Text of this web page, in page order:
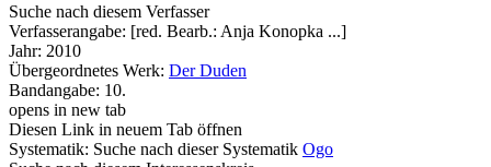
Suche nach diesem Verfasser
Verfasserangabe: [red. Bearb.: Anja Konopka ...]
Jahr: 2010
Übergeordnetes Werk: Der Duden
Bandangabe: 10.
opens in new tab
Diesen Link in neuem Tab öffnen
Systematik: Suche nach dieser Systematik Ogo